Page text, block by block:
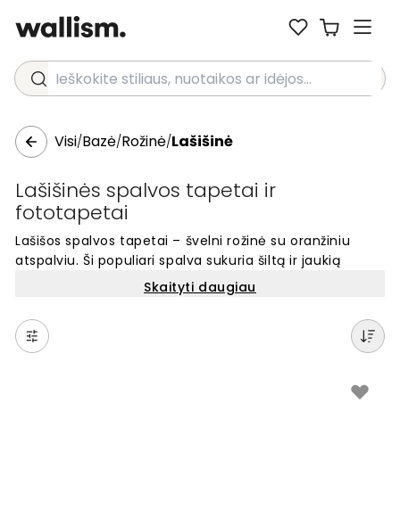
Ieškokite stiliaus, nuotaikos ar idėjos...
Visi/Bazė/Rožinė/Lašišinė
Lašišinės spalvos tapetai ir
fototapetai
Lašišos spalvos tapetai – švelni rožinė su oranžiniu
atspalviu. Ši populiari spalva sukuria šiltą ir jaukią
atmosferą namuose. Lašišos spalvos tapetai puikiai
tinka visoms patalpoms ir dera su daugeliu interjero
stilių. Jie suteikia sienoms švelnų, bet išraiškingą
akcentą. Atnaujinkite savo namus šiuo patraukliu
atspalviu ir mėgaukitės jo šilta elegancija.
Skaityti daugiau